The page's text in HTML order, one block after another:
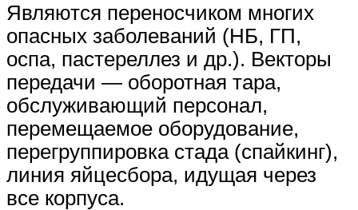
Являются переносчиком многих
опасных заболеваний (НБ, ГП,
оспа, пастереллез и др.). Векторы
передачи — оборотная тара,
обслуживающий персонал,
перемещаемое оборудование,
перегруппировка стада (спайкинг),
линия яйцесбора, идущая через
все корпуса.